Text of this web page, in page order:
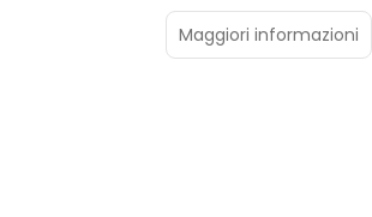
Maggiori informazioni